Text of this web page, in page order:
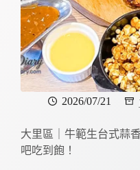
2026/07/21
大里區｜牛範生台式蒜
吧吃到飽！